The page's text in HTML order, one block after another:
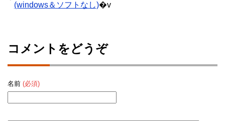
(windows＆ソフトなし)�v
コメントをどうぞ
名前 (必須)